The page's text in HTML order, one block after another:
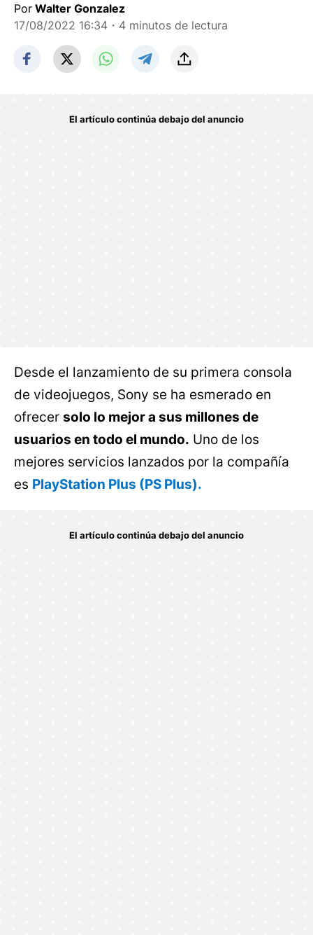
Por Walter Gonzalez
17/08/2022 16:34 ・4 minutos de lectura
Desde el lanzamiento de su primera consola
de videojuegos, Sony se ha esmerado en
ofrecer solo lo mejor a sus millones de
usuarios en todo el mundo. Uno de los
mejores servicios lanzados por la compañía
es PlayStation Plus (PS Plus).